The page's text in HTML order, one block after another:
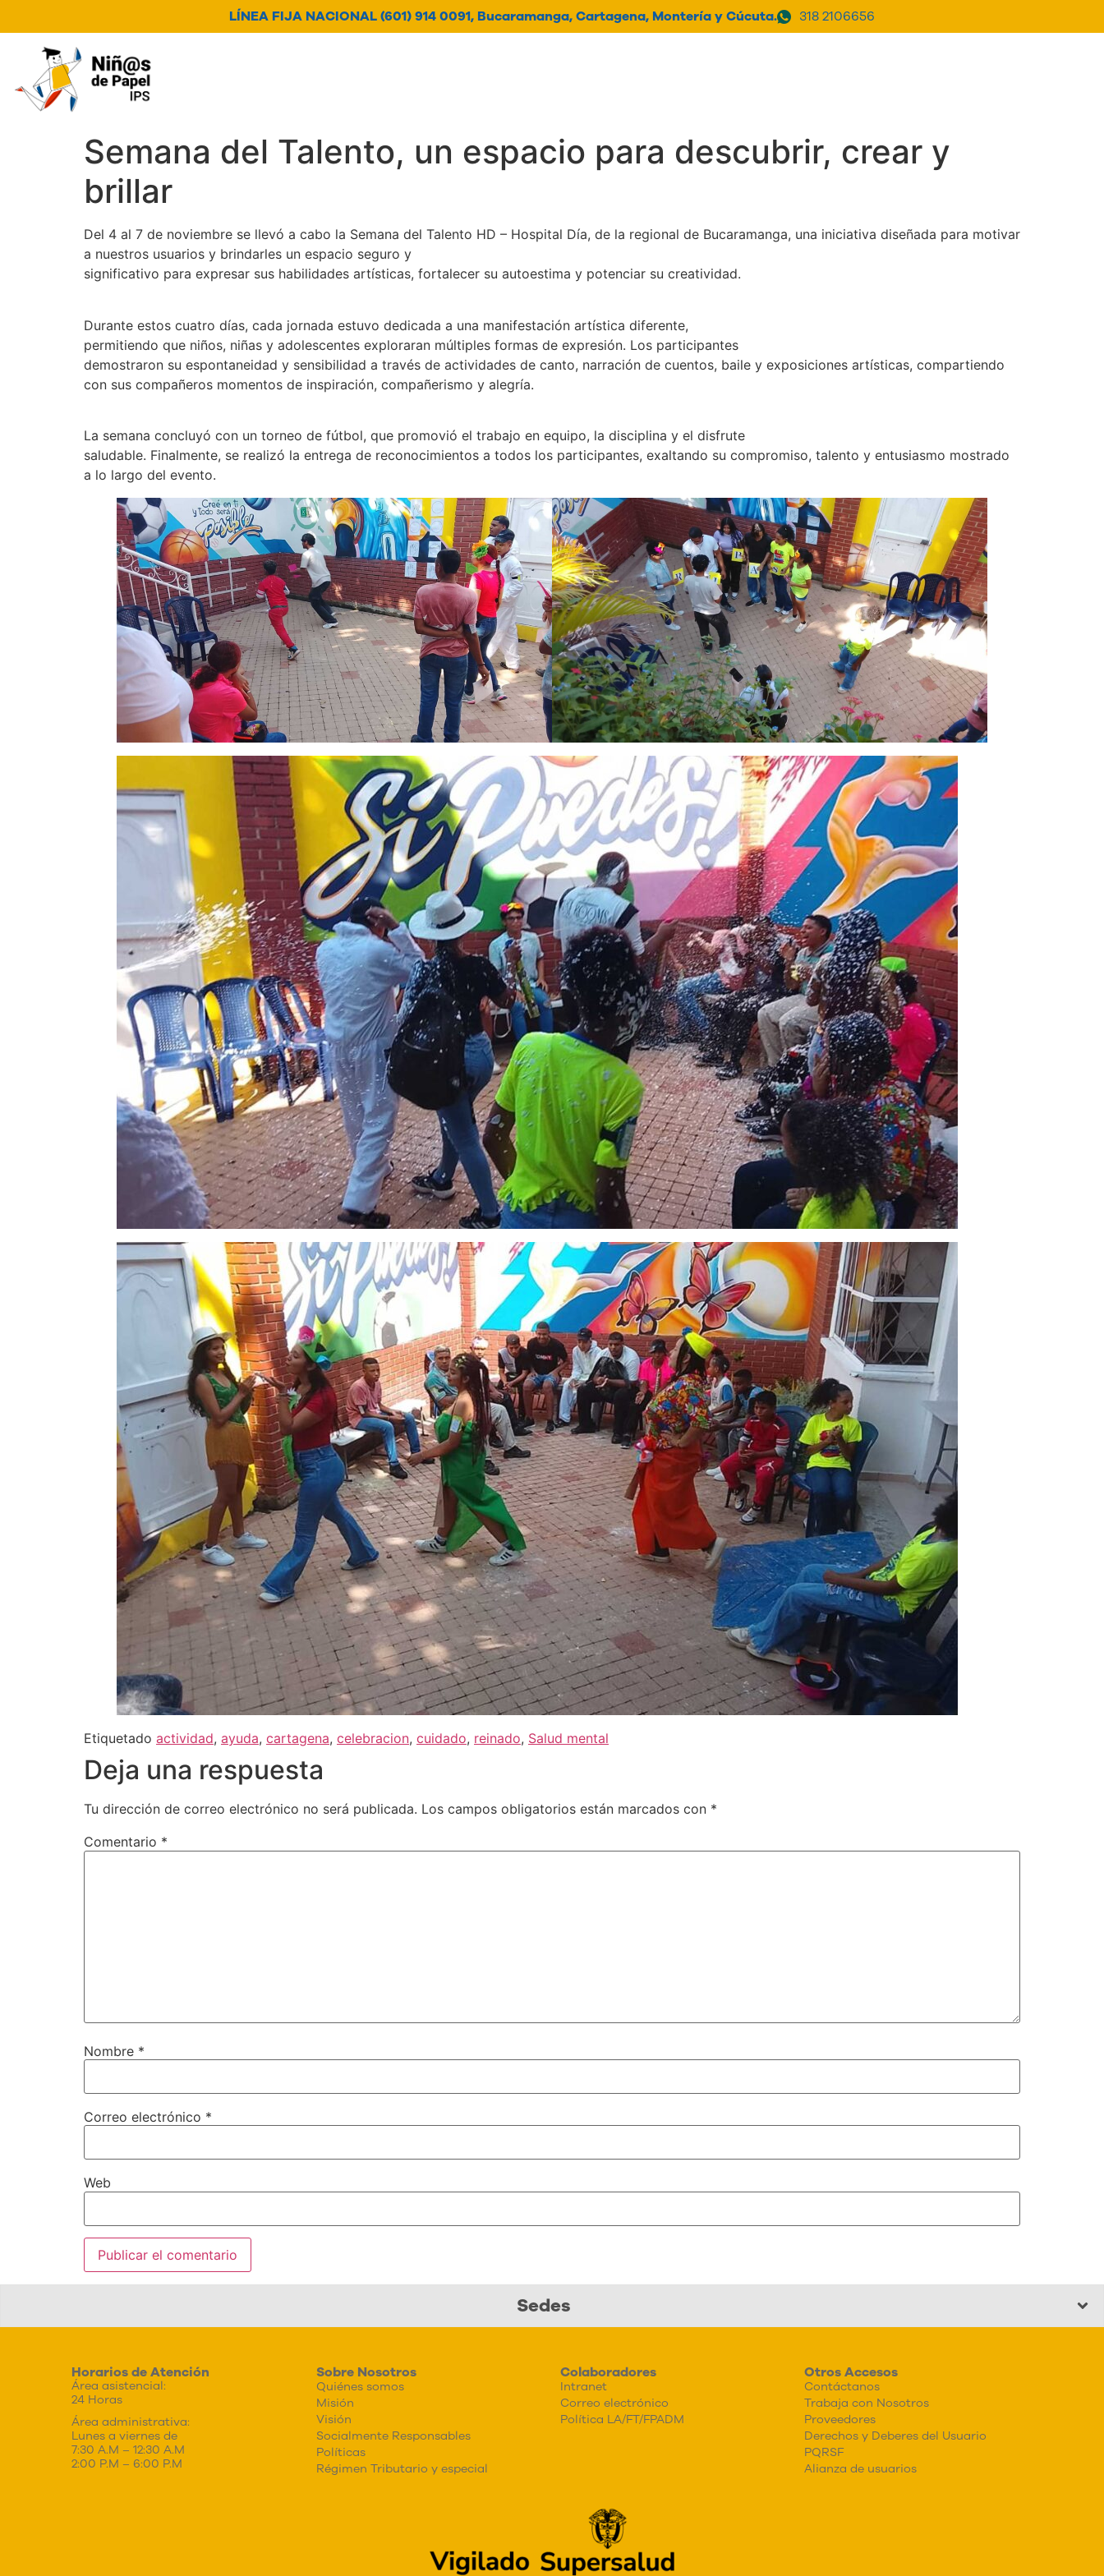
LÍNEA FIJA NACIONAL (601) 914 0091, Bucaramanga, Cartagena, Montería y Cúcuta. 318 2106656
Semana del Talento, un espacio para descubrir, crear y
brillar
Del 4 al 7 de noviembre se llevó a cabo la Semana del Talento HD – Hospital Día, de la regional de Bucaramanga, una iniciativa diseñada para motivar
a nuestros usuarios y brindarles un espacio seguro y
significativo para expresar sus habilidades artísticas, fortalecer su autoestima y potenciar su creatividad.
Durante estos cuatro días, cada jornada estuvo dedicada a una manifestación artística diferente,
permitiendo que niños, niñas y adolescentes exploraran múltiples formas de expresión. Los participantes
demostraron su espontaneidad y sensibilidad a través de actividades de canto, narración de cuentos, baile y exposiciones artísticas, compartiendo
con sus compañeros momentos de inspiración, compañerismo y alegría.
La semana concluyó con un torneo de fútbol, que promovió el trabajo en equipo, la disciplina y el disfrute
saludable. Finalmente, se realizó la entrega de reconocimientos a todos los participantes, exaltando su compromiso, talento y entusiasmo mostrado
a lo largo del evento.
Etiquetado actividad, ayuda, cartagena, celebracion, cuidado, reinado, Salud mental
Deja una respuesta
Tu dirección de correo electrónico no será publicada. Los campos obligatorios están marcados con *
Comentario *
Nombre *
Correo electrónico *
Web
Sedes
Horarios de Atención
Área asistencial:
24 Horas
Área administrativa:
Lunes a viernes de
7:30 A.M – 12:30 A.M
2:00 P.M – 6:00 P.M
Sobre Nosotros
Quiénes somos
Misión
Visión
Socialmente Responsables
Políticas
Régimen Tributario y especial
Colaboradores
Intranet
Correo electrónico
Política LA/FT/FPADM
Otros Accesos
Contáctanos
Trabaja con Nosotros
Proveedores
Derechos y Deberes del Usuario
PQRSF
Alianza de usuarios